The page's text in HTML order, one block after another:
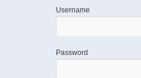
Username
Password